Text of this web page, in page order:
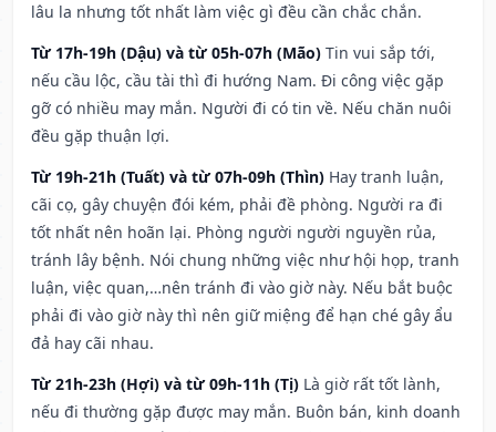
lâu la nhưng tốt nhất làm việc gì đều cần chắc chắn.
Từ 17h-19h (Dậu) và từ 05h-07h (Mão) Tin vui sắp tới,
nếu cầu lộc, cầu tài thì đi hướng Nam. Đi công việc gặp
gỡ có nhiều may mắn. Người đi có tin về. Nếu chăn nuôi
đều gặp thuận lợi.
Từ 19h-21h (Tuất) và từ 07h-09h (Thìn) Hay tranh luận,
cãi cọ, gây chuyện đói kém, phải đề phòng. Người ra đi
tốt nhất nên hoãn lại. Phòng người người nguyền rủa,
tránh lây bệnh. Nói chung những việc như hội họp, tranh
luận, việc quan,…nên tránh đi vào giờ này. Nếu bắt buộc
phải đi vào giờ này thì nên giữ miệng để hạn ché gây ẩu
đả hay cãi nhau.
Từ 21h-23h (Hợi) và từ 09h-11h (Tị) Là giờ rất tốt lành,
nếu đi thường gặp được may mắn. Buôn bán, kinh doanh